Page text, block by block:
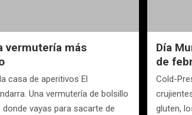
vermutería más
casa de aperitivos El
Una vermutería de bolsillo
vayas para sacarte de
Día
de
Cold-
gluten,